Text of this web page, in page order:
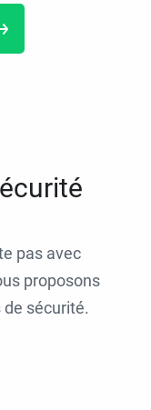
pas avec
proposons
sécurité.